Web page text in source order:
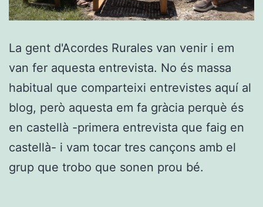
La gent d'Acordes Rurales van venir i em
van fer aquesta entrevista. No és massa
habitual que comparteixi entrevistes aquí al
blog, però aquesta em fa gràcia perquè és
en castellà -primera entrevista que faig en
castellà- i vam tocar tres cançons amb el
grup que trobo que sonen prou bé.